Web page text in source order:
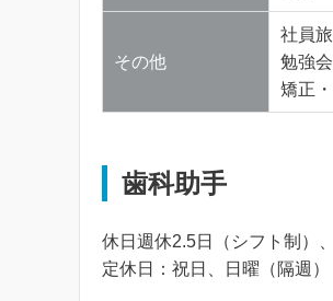
その他
社員
勉強
矯正
歯科助手
休日週休2.5日（シフト制）
定休日：祝日、日曜（隔週）